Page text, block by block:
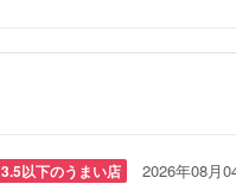
3.5以下のうまい店 2026年08月